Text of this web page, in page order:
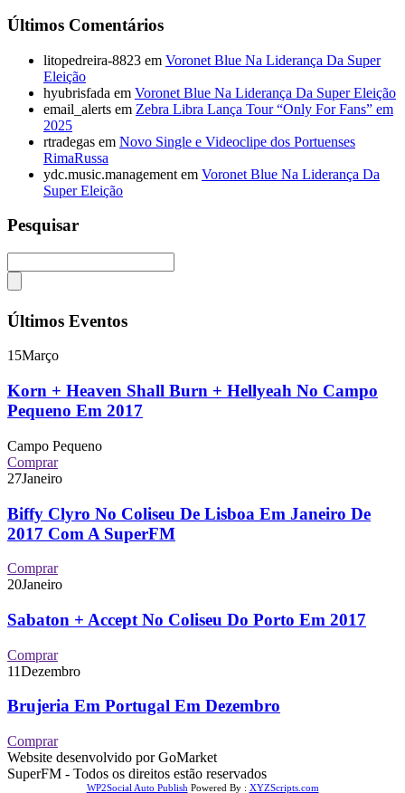
Últimos Comentários
litopedreira-8823 em Voronet Blue Na Liderança Da Super
Eleição
hyubrisfada em Voronet Blue Na Liderança Da Super Eleição
email_alerts em Zebra Libra Lança Tour “Only For Fans” em
2025
rtradegas em Novo Single e Videoclipe dos Portuenses
RimaRussa
ydc.music.management em Voronet Blue Na Liderança Da
Super Eleição
Pesquisar
Últimos Eventos
15Março
Korn + Heaven Shall Burn + Hellyeah No Campo
Pequeno Em 2017
Campo Pequeno
Comprar
27Janeiro
Biffy Clyro No Coliseu De Lisboa Em Janeiro De
2017 Com A SuperFM
Comprar
20Janeiro
Sabaton + Accept No Coliseu Do Porto Em 2017
Comprar
11Dezembro
Brujeria Em Portugal Em Dezembro
Comprar
Website desenvolvido por GoMarket
SuperFM - Todos os direitos estão reservados
WP2Social Auto Publish Powered By : XYZScripts.com